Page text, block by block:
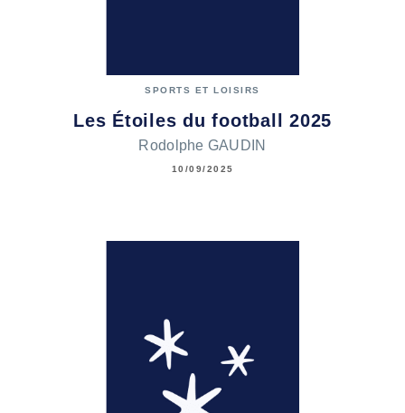
SPORTS ET LOISIRS
Les Étoiles du football 2025
Rodolphe GAUDIN
10/09/2025